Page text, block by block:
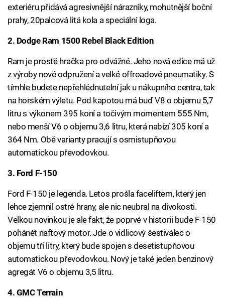
exteriéru přidává agresivnější nárazníky, mohutnější boční
prahy, 20palcová litá kola a speciální loga.
2. Dodge Ram 1500 Rebel Black Edition
Ram je prostě hračka pro odvážné. Jeho nová edice má už
z výroby nové odpružení a velké offroadové pneumatiky. S
tímhle budete nepřehlédnutelní jak u nákupního centra, tak
na horském výletu. Pod kapotou má buď V8 o objemu 5,7
litru s výkonem 395 koní a točivým momentem 555 Nm,
nebo menší V6 o objemu 3,6 litru, která nabízí 305 koní a
364 Nm. Obě varianty pracují s osmistupňovou
automatickou převodovkou.
3. Ford F-150
Ford F-150 je legenda. Letos prošla faceliftem, který jen
lehce zjemnil ostré hrany, ale nic neubral na divokosti.
Velkou novinkou je ale fakt, že poprvé v historii bude F-150
pohánět naftový motor. Jde o vidlicový šestiválec o
objemu tři litry, který bude spojen s desetistupňovou
automatickou převodovkou. Nový je také jeden benzinový
agregát V6 o objemu 3,5 litru.
4. GMC Terrain